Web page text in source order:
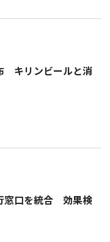
キリンビールと消
窓口を統合 効果検